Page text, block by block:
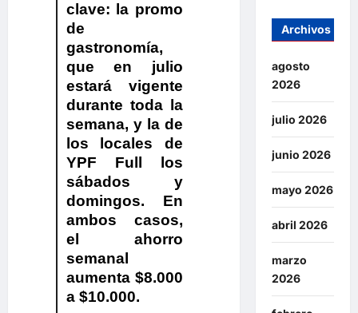
clave: la promo
de
gastronomía,
que en julio
estará vigente
durante toda la
semana, y la de
los locales de
YPF Full los
sábados y
domingos. En
ambos casos,
el ahorro
semanal
aumenta $8.000
a $10.000.
Archivos
agosto
2026
julio 2026
junio 2026
mayo 2026
abril 2026
marzo
2026